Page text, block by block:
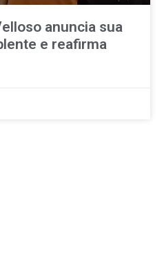
anuncia sua
e reafirma